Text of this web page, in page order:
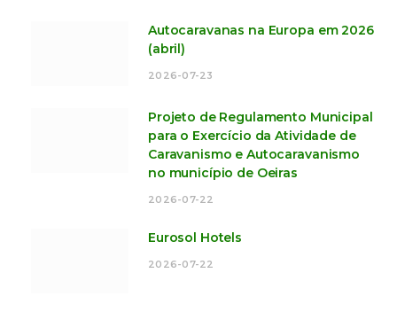
Autocaravanas na Europa em 2026
(abril)
2026-07-23
Projeto de Regulamento Municipal
para o Exercício da Atividade de
Caravanismo e Autocaravanismo
no município de Oeiras
2026-07-22
Eurosol Hotels
2026-07-22